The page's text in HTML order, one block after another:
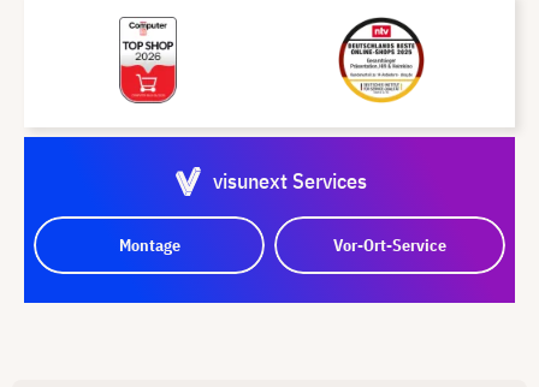
visunext Services
Montage Vor-Ort-Service